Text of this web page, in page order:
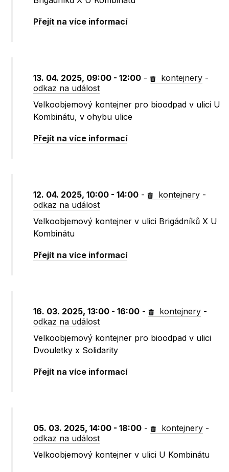
Přejít na více informací
13. 04. 2025, 09:00 - 12:00 - kontejnery -
odkaz na událost
Velkoobjemový kontejner pro bioodpad v ulici U
Kombinátu, v ohybu ulice
Přejít na více informací
12. 04. 2025, 10:00 - 14:00 - kontejnery -
odkaz na událost
Velkoobjemový kontejner v ulici Brigádníků X U
Kombinátu
Přejít na více informací
16. 03. 2025, 13:00 - 16:00 - kontejnery -
odkaz na událost
Velkoobjemový kontejner pro bioodpad v ulici
Dvouletky x Solidarity
Přejít na více informací
05. 03. 2025, 14:00 - 18:00 - kontejnery -
odkaz na událost
Velkoobjemový kontejner v ulici U Kombinátu